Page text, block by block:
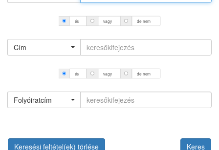
és vagy de nem
Cím
és vagy de nem
Folyóiratcím
Keresési feltétel(ek) törlése